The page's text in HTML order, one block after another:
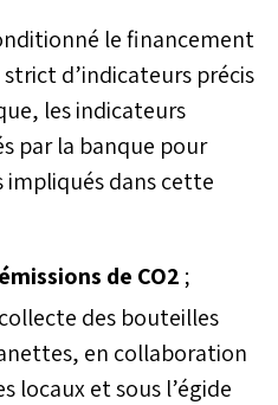
le financement
d’indicateurs précis
les indicateurs
par la banque pour
impliqués dans cette
de CO2 ;
des bouteilles
en collaboration
locaux et sous l’égide